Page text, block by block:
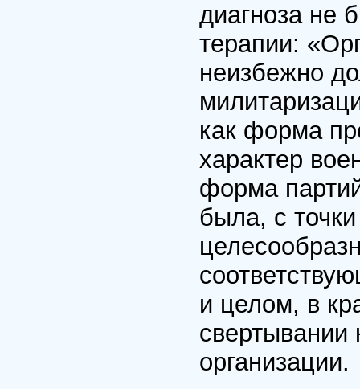
диагноза не
терапии:
неизбежно
как форма
характер
форма
была, с
и целом, в
свертывании
организации.